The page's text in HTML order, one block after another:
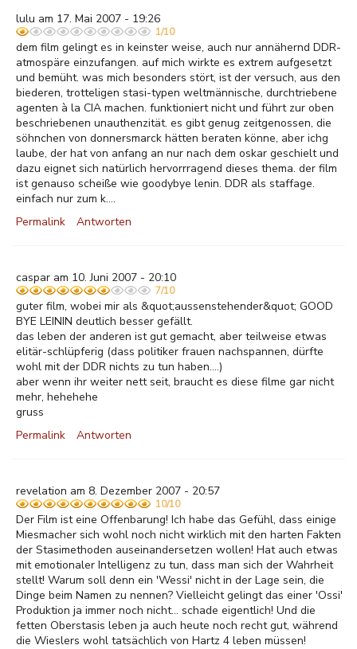
lulu am 17. Mai 2007 - 19:26
1/10
dem film gelingt es in keinster weise, auch nur annähernd DDR-
atmospäre einzufangen. auf mich wirkte es extrem aufgesetzt
und bemüht. was mich besonders stört, ist der versuch, aus den
biederen, trotteligen stasi-typen weltmännische, durchtriebene
agenten à la CIA machen. funktioniert nicht und führt zur oben
beschriebenen unauthenzität. es gibt genug zeitgenossen, die
söhnchen von donnersmarck hätten beraten könne, aber ichg
laube, der hat von anfang an nur nach dem oskar geschielt und
dazu eignet sich natürlich hervorrragend dieses thema. der film
ist genauso scheiße wie goodybye lenin. DDR als staffage.
einfach nur zum k....
Permalink
Antworten
caspar am 10. Juni 2007 - 20:10
7/10
guter film, wobei mir als &quot;aussenstehender&quot; GOOD
BYE LEININ deutlich besser gefällt.
das leben der anderen ist gut gemacht, aber teilweise etwas
elitär-schlüpferig (dass politiker frauen nachspannen, dürfte
wohl mit der DDR nichts zu tun haben....)
aber wenn ihr weiter nett seit, braucht es diese filme gar nicht
mehr, hehehehe
gruss
Permalink
Antworten
revelation am 8. Dezember 2007 - 20:57
10/10
Der Film ist eine Offenbarung! Ich habe das Gefühl, dass einige
Miesmacher sich wohl noch nicht wirklich mit den harten Fakten
der Stasimethoden auseinandersetzen wollen! Hat auch etwas
mit emotionaler Intelligenz zu tun, dass man sich der Wahrheit
stellt! Warum soll denn ein 'Wessi' nicht in der Lage sein, die
Dinge beim Namen zu nennen? Vielleicht gelingt das einer 'Ossi'
Produktion ja immer noch nicht... schade eigentlich! Und die
fetten Oberstasis leben ja auch heute noch recht gut, während
die Wieslers wohl tatsächlich von Hartz 4 leben müssen!